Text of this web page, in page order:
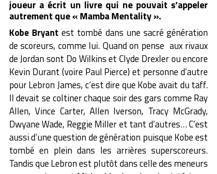
joueur a écrit un livre qui ne pouvait s’appeler
autrement que « Mamba Mentality ».
Kobe Bryant est tombé dans une sacré génération
de scoreurs, comme lui. Quand on pense aux rivaux
de Jordan sont Do Wilkins et Clyde Drexler ou encore
Kevin Durant (voire Paul Pierce) et personne d’autre
pour Lebron James, c’est dire que Kobe avait du taff.
Il devait se coltiner chaque soir des gars comme Ray
Allen, Vince Carter, Allen Iverson, Tracy McGrady,
Dwyane Wade, Reggie Miller et tant d’autres… C’est
aussi d’une question de génération puisque Kobe est
tombé en plein dans les arrières superscoreurs.
Tandis que Lebron est plutôt dans celle des meneurs